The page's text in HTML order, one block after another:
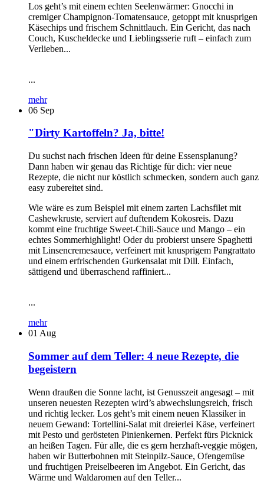
Los geht’s mit einem echten Seelenwärmer: Gnocchi in
cremiger Champignon-Tomatensauce, getoppt mit knusprigen
Käsechips und frischem Schnittlauch. Ein Gericht, das nach
Couch, Kuscheldecke und Lieblingsserie ruft – einfach zum
Verlieben...
...
mehr
06 Sep
"Dirty Kartoffeln? Ja, bitte!
Du suchst nach frischen Ideen für deine Essensplanung?
Dann haben wir genau das Richtige für dich: vier neue
Rezepte, die nicht nur köstlich schmecken, sondern auch ganz
easy zubereitet sind.
Wie wäre es zum Beispiel mit einem zarten Lachsfilet mit
Cashewkruste, serviert auf duftendem Kokosreis. Dazu
kommt eine fruchtige Sweet-Chili-Sauce und Mango – ein
echtes Sommerhighlight! Oder du probierst unsere Spaghetti
mit Linsencremesauce, verfeinert mit knusprigem Pangrattato
und einem erfrischenden Gurkensalat mit Dill. Einfach,
sättigend und überraschend raffiniert...
...
mehr
01 Aug
Sommer auf dem Teller: 4 neue Rezepte, die
begeistern
Wenn draußen die Sonne lacht, ist Genusszeit angesagt – mit
unseren neuesten Rezepten wird’s abwechslungsreich, frisch
und richtig lecker. Los geht’s mit einem neuen Klassiker in
neuem Gewand: Tortellini-Salat mit dreierlei Käse, verfeinert
mit Pesto und gerösteten Pinienkernen. Perfekt fürs Picknick
an heißen Tagen. Für alle, die es gern herzhaft-veggie mögen,
haben wir Butterbohnen mit Steinpilz-Sauce, Ofengemüse
und fruchtigen Preiselbeeren im Angebot. Ein Gericht, das
Wärme und Waldaromen auf den Teller...